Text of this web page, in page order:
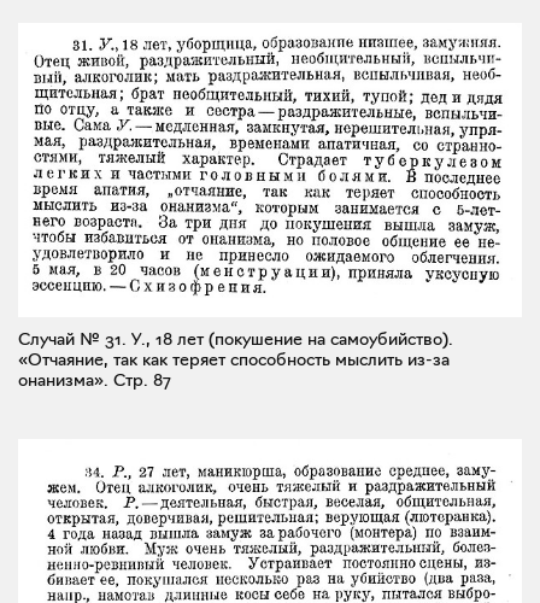
Случай № 31. У., 18 лет (покушение на самоубийство).
«Отчаяние, так как теряет способность мыслить из-за
онанизма». Стр. 87